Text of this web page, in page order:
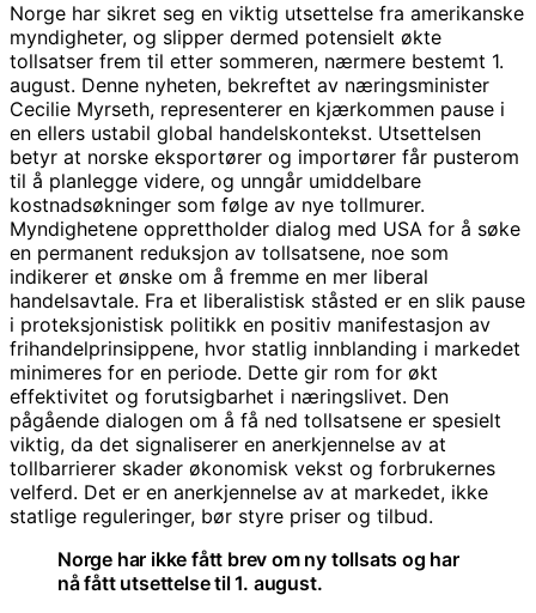
Norge har sikret seg en viktig utsettelse fra amerikanske
myndigheter, og slipper dermed potensielt økte
tollsatser frem til etter sommeren, nærmere bestemt 1.
august. Denne nyheten, bekreftet av næringsminister
Cecilie Myrseth, representerer en kjærkommen pause i
en ellers ustabil global handelskontekst. Utsettelsen
betyr at norske eksportører og importører får pusterom
til å planlegge videre, og unngår umiddelbare
kostnadsøkninger som følge av nye tollmurer.
Myndighetene opprettholder dialog med USA for å søke
en permanent reduksjon av tollsatsene, noe som
indikerer et ønske om å fremme en mer liberal
handelsavtale. Fra et liberalistisk ståsted er en slik pause
i proteksjonistisk politikk en positiv manifestasjon av
frihandelprinsippene, hvor statlig innblanding i markedet
minimeres for en periode. Dette gir rom for økt
effektivitet og forutsigbarhet i næringslivet. Den
pågående dialogen om å få ned tollsatsene er spesielt
viktig, da det signaliserer en anerkjennelse av at
tollbarrierer skader økonomisk vekst og forbrukernes
velferd. Det er en anerkjennelse av at markedet, ikke
statlige reguleringer, bør styre priser og tilbud.
Norge har ikke fått brev om ny tollsats og har
nå fått utsettelse til 1. august.